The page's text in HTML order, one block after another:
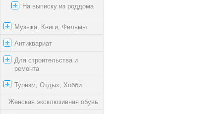
На выписку из роддома
Музыка, Книги, Фильмы
Антиквариат
Для строительства и
ремонта
Туризм, Отдых, Хобби
Женская эксклюзивная обувь